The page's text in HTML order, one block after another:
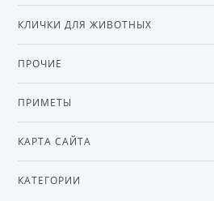
КЛИЧКИ ДЛЯ ЖИВОТНЫХ
ПРОЧИЕ
ПРИМЕТЫ
КАРТА САЙТА
КАТЕГОРИИ